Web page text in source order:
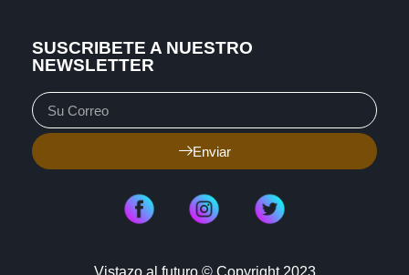
SUSCRIBETE A NUESTRO
NEWSLETTER
Enviar